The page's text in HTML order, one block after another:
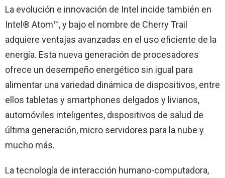
La evolución e innovación de Intel incide también en
Intel® Atom™, y bajo el nombre de Cherry Trail
adquiere ventajas avanzadas en el uso eficiente de la
energía. Esta nueva generación de procesadores
ofrece un desempeño energético sin igual para
alimentar una variedad dinámica de dispositivos, entre
ellos tabletas y smartphones delgados y livianos,
automóviles inteligentes, dispositivos de salud de
última generación, micro servidores para la nube y
mucho más.
La tecnología de interacción humano-computadora,